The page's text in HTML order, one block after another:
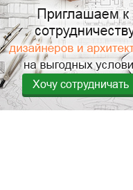
Хочу сотрудничать